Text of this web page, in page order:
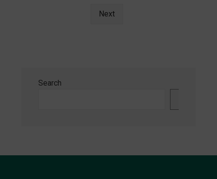
Next
Search